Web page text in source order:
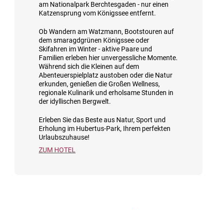
am Nationalpark Berchtesgaden - nur einen
Katzensprung vom Königssee entfernt.
Ob Wandern am Watzmann, Bootstouren auf
dem smaragdgrünen Königssee oder
Skifahren im Winter - aktive Paare und
Familien erleben hier unvergessliche Momente.
Während sich die Kleinen auf dem
Abenteuerspielplatz austoben oder die Natur
erkunden, genießen die Großen Wellness,
regionale Kulinarik und erholsame Stunden in
der idyllischen Bergwelt.
Erleben Sie das Beste aus Natur, Sport und
Erholung im Hubertus-Park, Ihrem perfekten
Urlaubszuhause!
ZUM HOTEL